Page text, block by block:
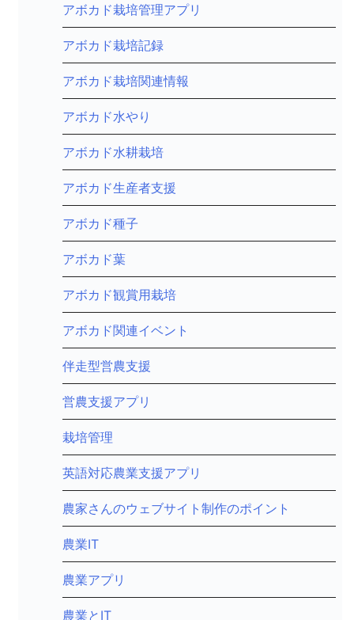
アボカド栽培管理アプリ
アボカド栽培記録
アボカド栽培関連情報
アボカド水やり
アボカド水耕栽培
アボカド生産者支援
アボカド種子
アボカド葉
アボカド観賞用栽培
アボカド関連イベント
伴走型営農支援
営農支援アプリ
栽培管理
英語対応農業支援アプリ
農家さんのウェブサイト制作のポイント
農業IT
農業アプリ
農業とIT